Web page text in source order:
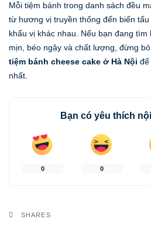
Mỗi tiệm bánh trong danh sách đều
từ hương vị truyền thống đến biến
khẩu vị khác nhau. Nếu bạn đang tìm
mịn, béo ngậy và chất lượng, đừng
tiệm bánh cheese cake ở Hà Nội để
nhất.
Bạn có yêu thích
0 0
SHARES